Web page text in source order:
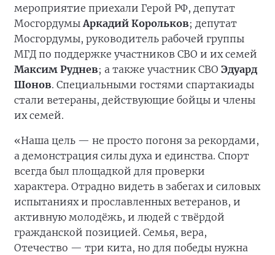
мероприятие приехали Герой РФ, депутат
МосгордумыАркадий Корольков; депутат
Мосгордумы, руководитель рабочей группы
МГД по поддержке участников СВО и их семей
Максим Руднев; а также участник СВО Эдуард
Шонов. Специальными гостями спартакиады
стали ветераны, действующие бойцы и члены
их семей.
«Наша цель — не просто погоня за рекордами,
а демонстрация силы духа и единства. Спорт
всегда был площадкой для проверки
характера. Отрадно видеть в забегах и силовых
испытаниях и прославленных ветеранов, и
активную молодёжь, и людей с твёрдой
гражданской позицией. Семья, вера,
Отечество — три кита, но для победы нужна